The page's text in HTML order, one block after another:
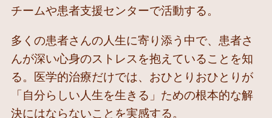
チームや患者支援センターで活動する。
多くの患者さんの人生に寄り添う中で、患者さ
んが深い心身のストレスを抱えていることを知
る。医学的治療だけでは、おひとりおひとりが
「自分らしい人生を生きる」ための根本的な解
決にはならないことを実感する。